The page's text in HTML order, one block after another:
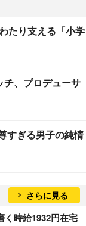
たり支える「小学
チ、プロデューサ
すぎる男子の純情
さらに見る
く時給1932円在宅